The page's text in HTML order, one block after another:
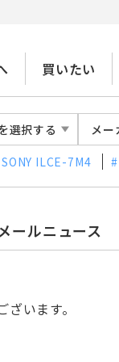
買いたい
選択する メー
SONY ILCE-7M4
ールニュース
います。